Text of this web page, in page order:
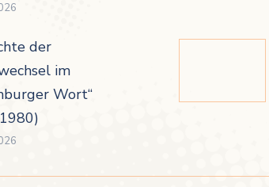
der
im
Wort“